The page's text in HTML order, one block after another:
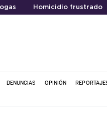
Homicidio frustrado
DENUNCIAS OPINIÓN